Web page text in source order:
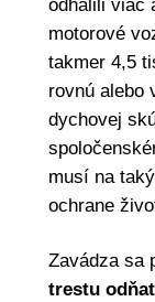
motorové
takmer 4,5
rovnú alebo
dychovej
musí na
ochrane
Zavádza sa
trestu